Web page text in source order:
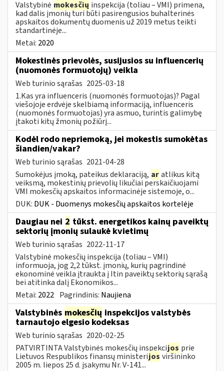
Valstybinė mokesčių inspekcija (toliau – VMI) primena,
kad dalis įmonių turi būti pasirengusios buhalterinės
apskaitos dokumentų duomenis už 2019 metus teikti
standartinėje...
Metai: 2020
Mokestinės prievolės, susijusios su influencerių
(nuomonės formuotojų) veikla
Web turinio sąrašas 2025-03-18
1.Kas yra influenceris (nuomonės formuotojas)? Pagal
viešojoje erdvėje skelbiamą informaciją, influenceris
(nuomonės formuotojas) yra asmuo, turintis galimybę
įtakoti kitų žmonių požiūrį...
Kodėl rodo nepriemoką, jei mokestis sumokėtas
šiandien/vakar?
Web turinio sąrašas 2021-04-28
Sumokėjus įmoką, pateikus deklaraciją, aratlikus kitą
veiksmą, mokestinių prievolių likučiai perskaičiuojami
VMI mokesčių apskaitos informacinėje sistemoje, o...
DUK: DUK - Duomenys mokesčių apskaitos kortelėje
Daugiau nei 2 tūkst. energetikos kainų paveiktų
sektorių įmonių sulaukė kvietimų
Web turinio sąrašas 2022-11-17
Valstybinė mokesčių inspekcija (toliau – VMI)
informuoja, jog 2,2 tūkst. įmonių, kurių pagrindinė
ekonominė veikla įtraukta į Itin paveiktų sektorių sąrašą
bei atitinka dalį Ekonomikos...
Metai: 2022 Pagrindinis: Naujiena
Valstybinės mokesčių inspekcijos valstybės
tarnautojo elgesio kodeksas
Web turinio sąrašas 2020-02-25
PATVIRTINTA Valstybinės mokesčių inspekcijos prie
Lietuvos Respublikos finansų ministerijos viršininko
2005 m. liepos 25 d. įsakymu Nr. V-141...